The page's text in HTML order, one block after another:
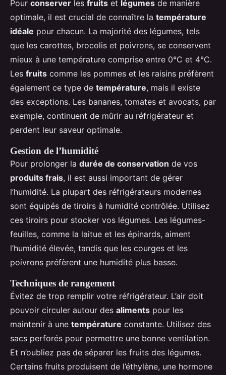
Pour conserver les fruits et légumes de manière
optimale, il est crucial de connaître la température
idéale pour chacun. La majorité des légumes, tels
que les carottes, brocolis et poivrons, se conservent
mieux à une température comprise entre 0°C et 4°C.
Les fruits comme les pommes et les raisins préfèrent
également ce type de température, mais il existe
des exceptions. Les bananes, tomates et avocats, par
exemple, continuent de mûrir au réfrigérateur et
perdent leur saveur optimale.
Gestion de l’humidité
Pour prolonger la durée de conservation de vos
produits frais, il est aussi important de gérer
l’humidité. La plupart des réfrigérateurs modernes
sont équipés de tiroirs à humidité contrôlée. Utilisez
ces tiroirs pour stocker vos légumes. Les légumes-
feuilles, comme la laitue et les épinards, aiment
l’humidité élevée, tandis que les courges et les
poivrons préfèrent une humidité plus basse.
Techniques de rangement
Évitez de trop remplir votre réfrigérateur. L’air doit
pouvoir circuler autour des aliments pour les
maintenir à une température constante. Utilisez des
sacs perforés pour permettre une bonne ventilation.
Et n’oubliez pas de séparer les fruits des légumes.
Certains fruits produisent de l’éthylène, une hormone